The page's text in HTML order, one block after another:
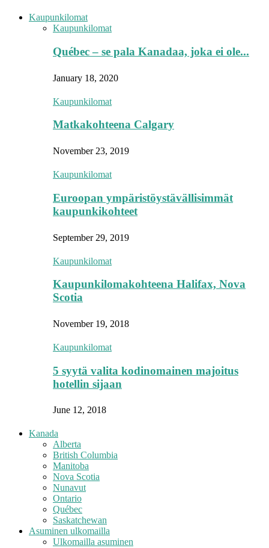
Kaupunkilomat
Kaupunkilomat
Québec – se pala Kanadaa, joka ei ole...
January 18, 2020
Kaupunkilomat
Matkakohteena Calgary
November 23, 2019
Kaupunkilomat
Euroopan ympäristöystävällisimmät
kaupunkikohteet
September 29, 2019
Kaupunkilomat
Kaupunkilomakohteena Halifax, Nova
Scotia
November 19, 2018
Kaupunkilomat
5 syytä valita kodinomainen majoitus
hotellin sijaan
June 12, 2018
Kanada
Alberta
British Columbia
Manitoba
Nova Scotia
Nunavut
Ontario
Québec
Saskatchewan
Asuminen ulkomailla
Ulkomailla asuminen